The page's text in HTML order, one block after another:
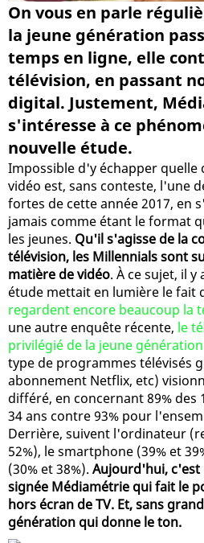
On vous en parle
la jeune génération
temps en ligne, elle
télévision, en passant
digital. Justement,
s'intéresse à ce
nouvelle étude.
Impossible d'y échapper quelle
vidéo est, sans conteste, l'une
fortes de cette année 2017, en
jamais comme étant le format
les jeunes. Qu'il s'agisse de la
télévision, les Millennials sont
matière de vidéo. À ce sujet, il
étude mettait en lumière le fait
regardent encore beaucoup la
une autre enquête récente, le
privilégié de la jeune génération
type de programmes télévisés
abonnement Netflix, etc)
différé, en concernant 89% des
34 ans contre 93% pour
Derrière, suivent l'ordinateur
52%), le smartphone (39% et
(30% et 38%). Aujourd'hui, c'est
signée Médiamétrie qui fait le
hors écran de TV. Et, sans
génération qui donne le ton.